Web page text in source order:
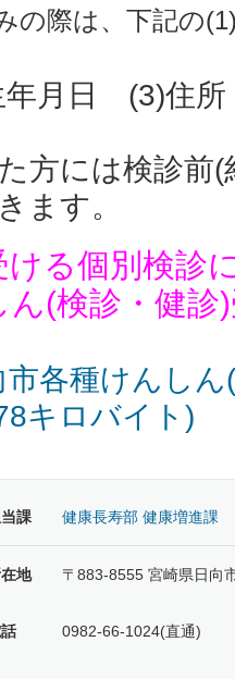
の際は、下記の
月日 (3)住
方には検診前(
ます。
る個別検診
(検診・健診
各種けんし
キロバイト)
課 健康長寿部 健康増進課
地 〒883-8555 宮崎県日向
0982-66-1024(直通)